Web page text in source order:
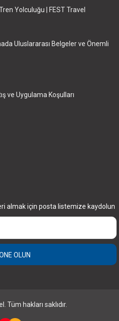
Olun.
Yolculuğu | FEST Travel
Uluslararası Belgeler ve Önemli
ve Uygulama Koşulları
almak için posta listemize kaydolun
OLUN
Tüm hakları saklıdır.